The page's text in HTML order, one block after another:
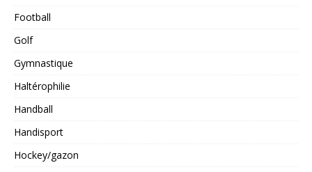
Football
Golf
Gymnastique
Haltérophilie
Handball
Handisport
Hockey/gazon